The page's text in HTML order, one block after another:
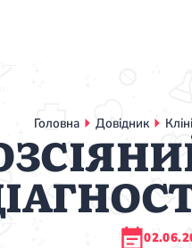
Головна Довідник